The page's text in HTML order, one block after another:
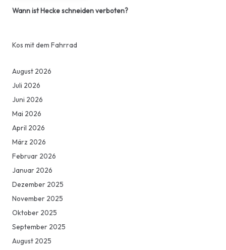
Wann ist Hecke schneiden verboten?
Kos mit dem Fahrrad
August 2026
Juli 2026
Juni 2026
Mai 2026
April 2026
März 2026
Februar 2026
Januar 2026
Dezember 2025
November 2025
Oktober 2025
September 2025
August 2025